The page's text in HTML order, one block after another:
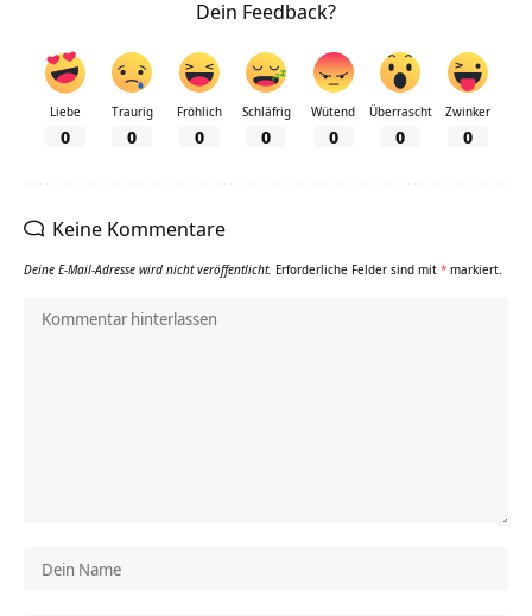
Dein Feedback?
Liebe
0
Traurig
0
Fröhlich
0
Schläfrig
0
Wütend
0
Überrascht
0
Zwinker
0
Keine Kommentare
Deine E-Mail-Adresse wird nicht veröffentlicht. Erforderliche Felder sind mit * markiert.